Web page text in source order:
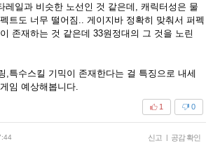
레일과 비슷한 노선인 것 같은데, 캐릭터성은 물
트도 너무 떨어짐.. 게이지바 정확히 맞춰서 퍼펙
존재하는 것 같은데 33원정대의 그 것을 노린
,특수스킬 기믹이 존재한다는 걸 특징으로 내세
임 예상해봅니다.
0
1
신고 | 공감 확인